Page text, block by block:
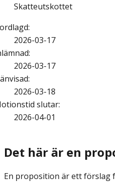
Skatteutskottet
:
2026-03-17
:
2026-03-17
:
2026-03-18
slutar:
2026-04-01
Det här är en
En proposition är ett förslag